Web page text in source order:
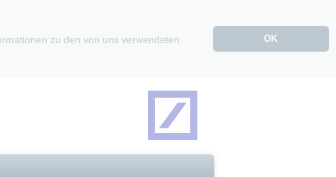
zu den von uns verwendeten
OK